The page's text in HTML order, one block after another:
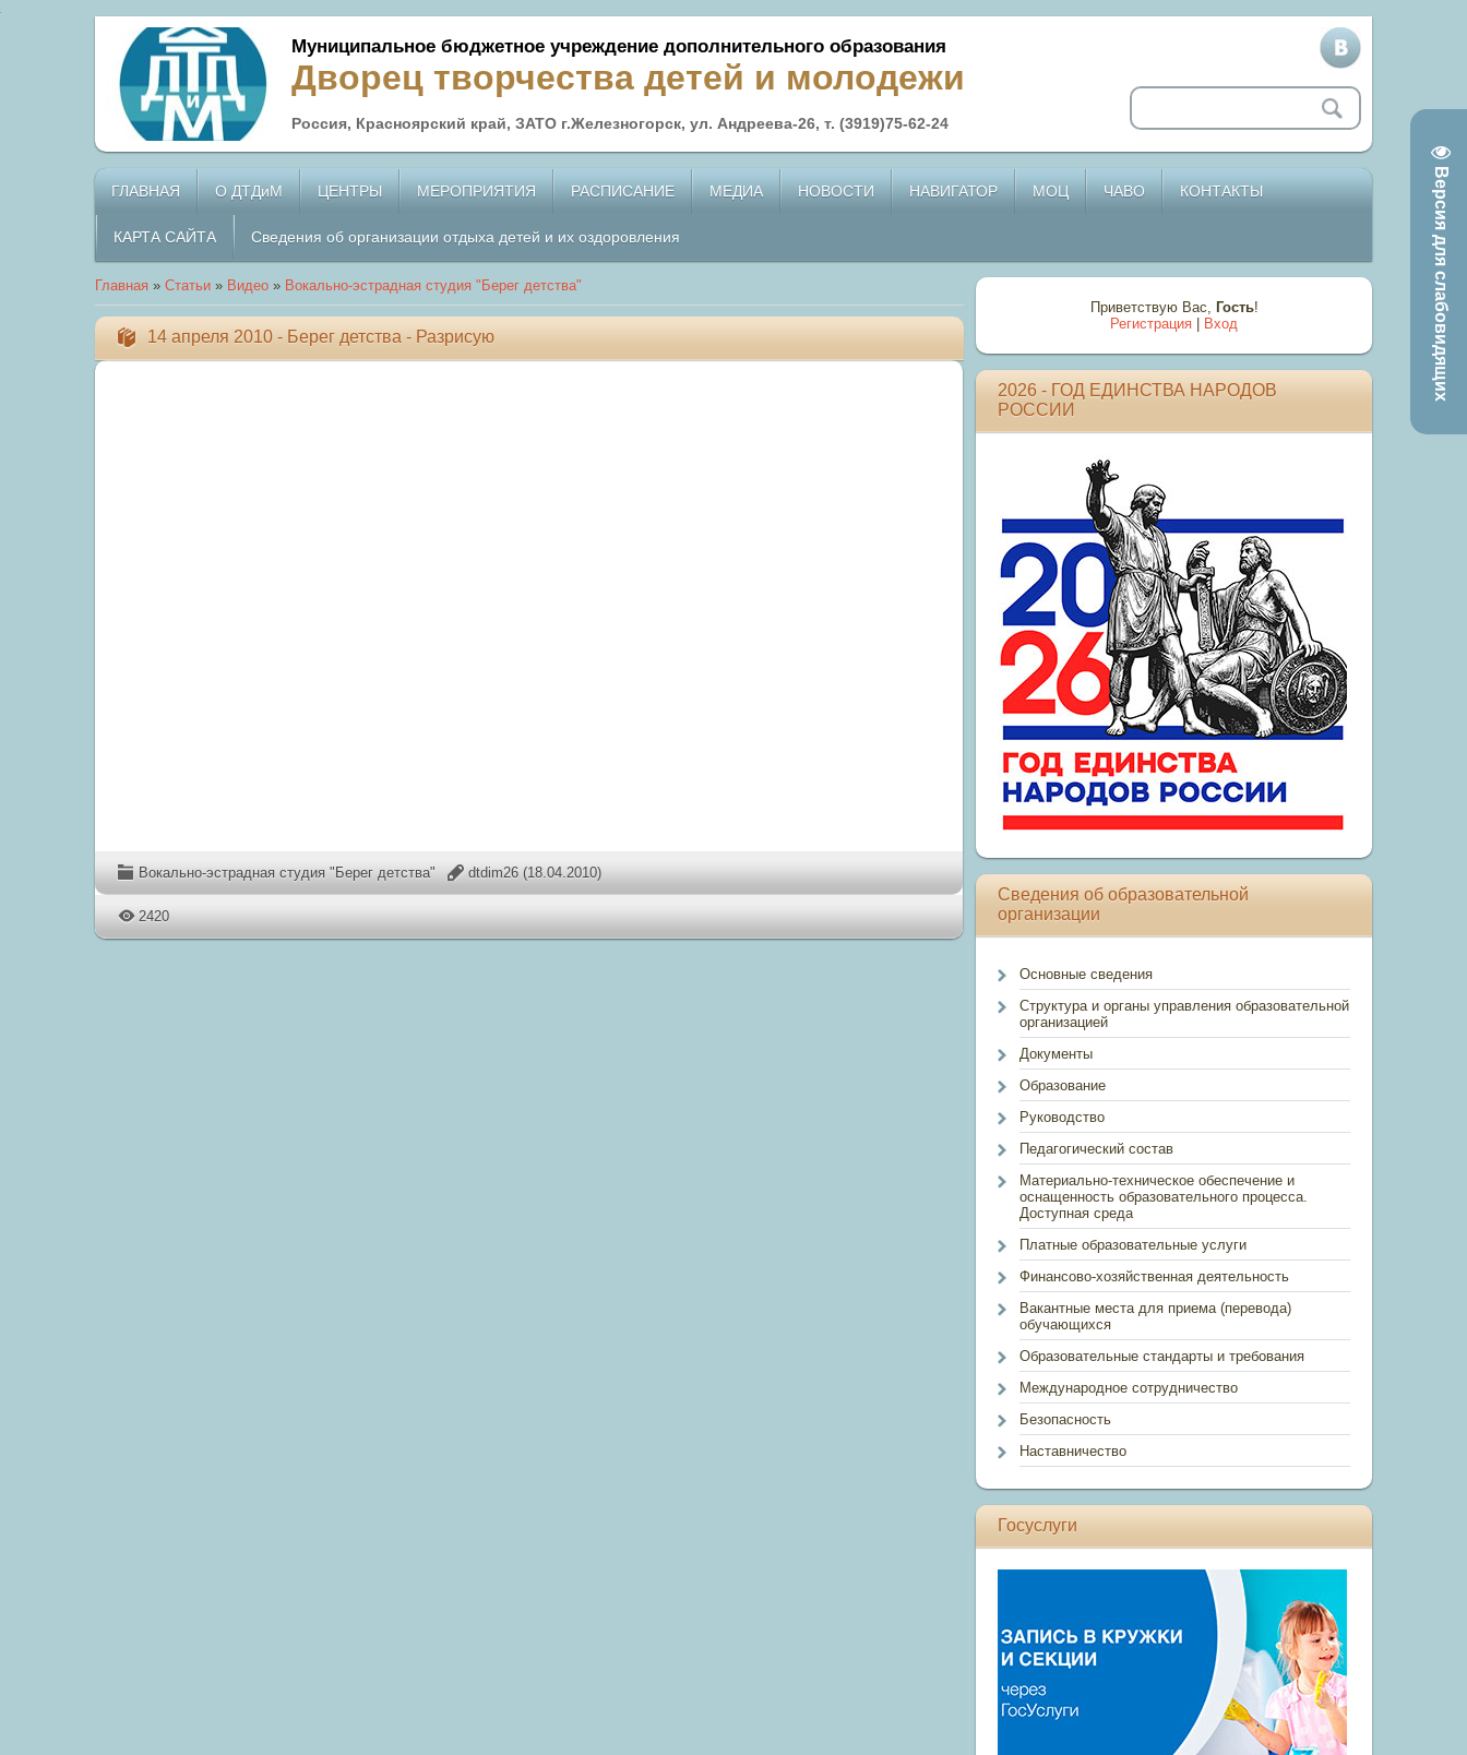
Версия для слабовидящих
Муниципальное бюджетное учреждение дополнительного образования
Дворец творчества детей и молодежи
Россия, Красноярский край, ЗАТО г.Железногорск, ул. Андреева-26, т. (3919)75-62-24
ГЛАВНАЯ О ДТДиМ ЦЕНТРЫ МЕРОПРИЯТИЯ РАСПИСАНИЕ МЕДИА НОВОСТИ НАВИГАТОР МОЦ ЧАВО КОНТАКТЫ
КАРТА САЙТА Сведения об организации отдыха детей и их оздоровления
Главная » Статьи » Видео » Вокально-эстрадная студия "Берег детства"
14 апреля 2010 - Берег детства - Разрисую
Вокально-эстрадная студия "Берег детства" dtdim26 (18.04.2010)
2420
Приветствую Вас, Гость!
Регистрация
Вход
2026 - ГОД ЕДИНСТВА НАРОДОВ
РОССИИ
Сведения об образовательной
организации
Основные сведения
Структура и органы управления образовательной
организацией
Документы
Образование
Руководство
Педагогический состав
Материально-техническое обеспечение и
оснащенность образовательного процесса.
Доступная среда
Платные образовательные услуги
Финансово-хозяйственная деятельность
Вакантные места для приема (перевода)
обучающихся
Образовательные стандарты и требования
Международное сотрудничество
Безопасность
Наставничество
Госуслуги